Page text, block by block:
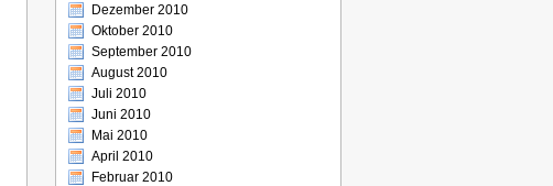
Dezember 2010
Oktober 2010
September 2010
August 2010
Juli 2010
Juni 2010
Mai 2010
April 2010
Februar 2010